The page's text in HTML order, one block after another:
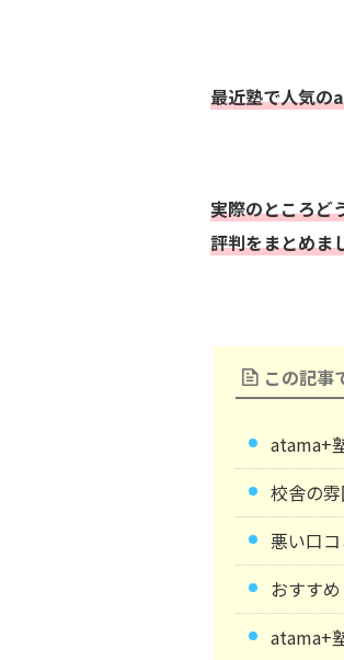
最近塾で人気
実際のところど
評判をまとめま
この記事
atama+
校舎の
悪い口
おすす
atama+